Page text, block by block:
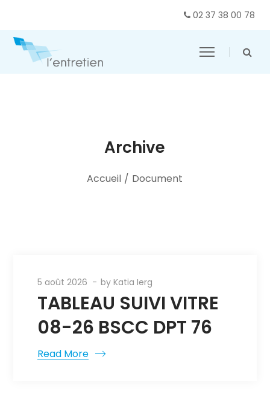
02 37 38 00 78
Archive
Accueil / Document
5 août 2026 byKatia Ierg
TABLEAU SUIVI VITRE
08-26 BSCC DPT 76
Read More